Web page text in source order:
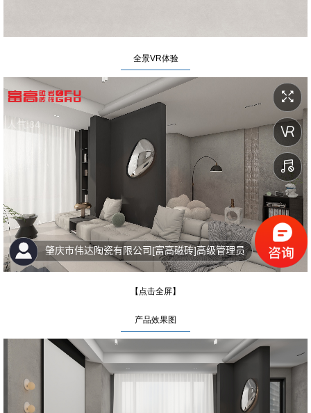
全景VR体验
【点击全屏】
产品效果图